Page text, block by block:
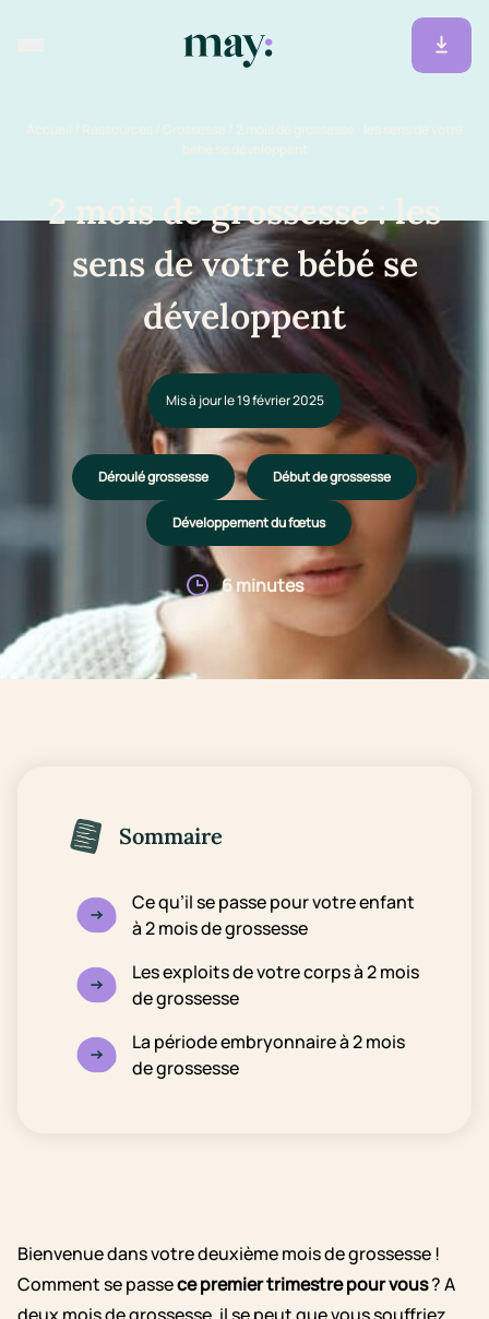
Accueil / Ressources / Grossesse / 2 mois de grossesse : les sens de votre
bébé se développent
2 mois de grossesse : les
sens de votre bébé se
développent
Mis à jour le 19 février 2025
Déroulé grossesse Début de grossesse
Développement du fœtus
6 minutes
Sommaire
Ce qu’il se passe pour votre enfant
à 2 mois de grossesse
Les exploits de votre corps à 2 mois
de grossesse
La période embryonnaire à 2 mois
de grossesse
Bienvenue dans votre deuxième mois de grossesse !
Comment se passece premier trimestre pour vous? A